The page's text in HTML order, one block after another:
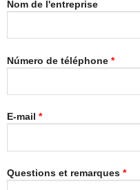
Nom de l'entreprise
Número de téléphone *
E-mail *
Questions et remarques *